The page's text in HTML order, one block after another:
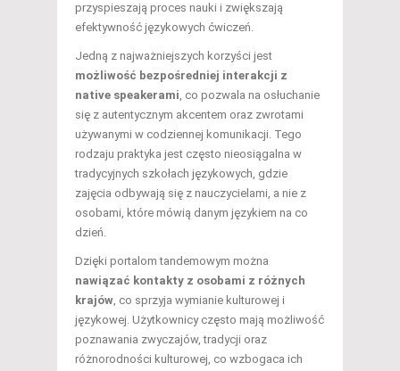
przyspieszają proces nauki i zwiększają
efektywność językowych ćwiczeń.
Jedną z najważniejszych korzyści jest
możliwość bezpośredniej interakcji z
native speakerami, co pozwala na osłuchanie
się z autentycznym akcentem oraz zwrotami
używanymi w codziennej komunikacji. Tego
rodzaju praktyka jest często nieosiągalna w
tradycyjnych szkołach językowych, gdzie
zajęcia odbywają się z nauczycielami, a nie z
osobami, które mówią danym językiem na co
dzień.
Dzięki portalom tandemowym można
nawiązać kontakty z osobami z różnych
krajów, co sprzyja wymianie kulturowej i
językowej. Użytkownicy często mają możliwość
poznawania zwyczajów, tradycji oraz
różnorodności kulturowej, co wzbogaca ich